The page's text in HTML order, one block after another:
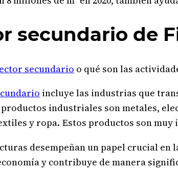
secundario de
secundario o qué son las
incluye las industrias que
industriales son metales,
y ropa. Estos productos son
desempeñan un papel crucial en
y contribuye de manera